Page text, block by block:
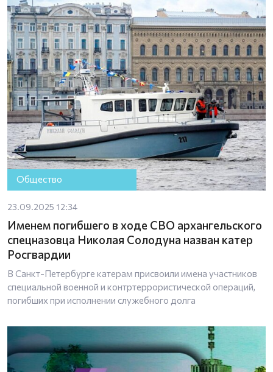
Общество
23.09.2025 12:34
Именем погибшего в ходе СВО архангельского
спецназовца Николая Солодуна назван катер
Росгвардии
В Санкт-Петербурге катерам присвоили имена участников
специальной военной и контртеррористической операций,
погибших при исполнении служебного долга